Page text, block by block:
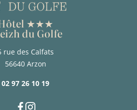
★★★
du Golfe
rue des Calfats
56640 Arzon
02 97 26 10 19